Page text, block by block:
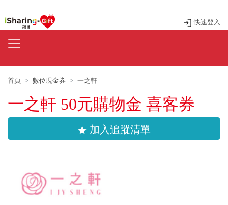
快速登入
首頁 數位現金券 一之軒
一之軒 50元購物金 喜客券
star 加入追蹤清單